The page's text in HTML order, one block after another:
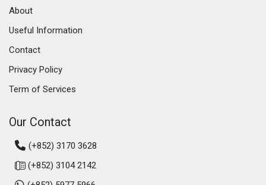
About
Useful Information
Contact
Privacy Policy
Term of Services
Our Contact
(+852) 3170 3628
(+852) 3104 2142